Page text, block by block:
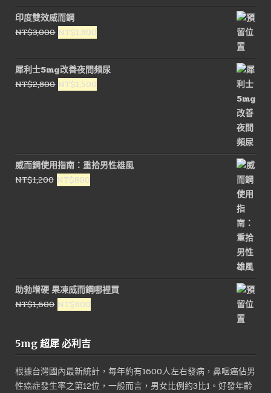
價
格：
NT$1,200。
價
格：
NT$550。
印度雙效威而鋼
NT$3,000 原
價
格：
NT$3,000。
NT$1,800
價
格：
NT$1,800。
犀利士5mg改善夜間頻尿
NT$2,800 原
NT$1,500
威而鋼使用指南：重拾男性雄風
NT$1,200 原
NT$800
助勃增硬 果凍威而鋼哪裡買
NT$1,600 原
格：
NT$800
5mg 超犀 必利吉
根據台灣國內最新統計，每年約有1600人左右發病，鼻咽癌佔男
性癌症發生率之第12位，一般而言，男女比例約3比1。好發年齡